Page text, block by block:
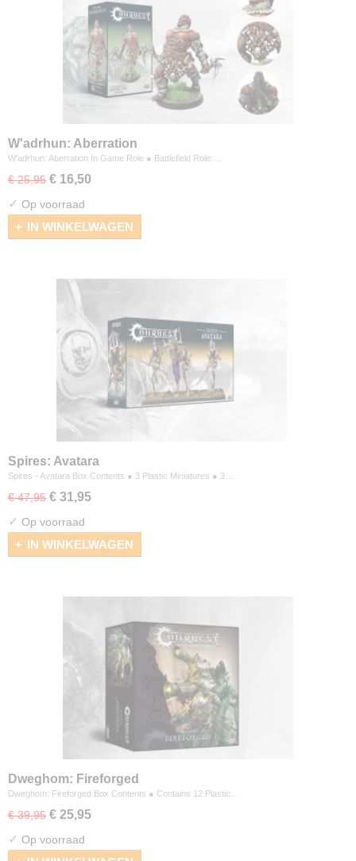
W'adrhun: Aberration
W'adrhun: Aberration In Game Role ● Battlefield Role:…
€ 25,95 € 16,50
✓ Op voorraad
IN WINKELWAGEN
Spires: Avatara
Spires - Avatara Box Contents ● 3 Plastic Miniatures ● 3…
€ 47,95 € 31,95
✓ Op voorraad
IN WINKELWAGEN
Dweghom: Fireforged
Dweghom: Fireforged Box Contents ● Contains 12 Plastic…
€ 39,95 € 25,95
✓ Op voorraad